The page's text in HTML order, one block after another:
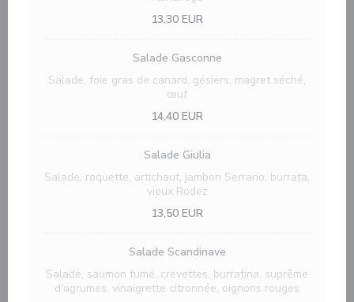
13,30 EUR
Salade Gasconne
Salade, foie gras de canard, gésiers, magret séché,
œuf
14,40 EUR
Salade Giulia
Salade, roquette, artichaut, jambon Serrano, burrata,
vieux Rodez
13,50 EUR
Salade Scandinave
Salade, saumon fumé, crevettes, burratina, suprême
d'agrumes, vinaigrette citronnée, oignons rouges